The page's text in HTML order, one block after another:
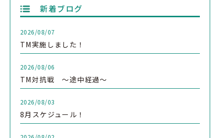
新着ブログ
2026/08/07
TM実施しました！
2026/08/06
TM対抗戦 ～途中経過～
2026/08/03
8月スケジュール！